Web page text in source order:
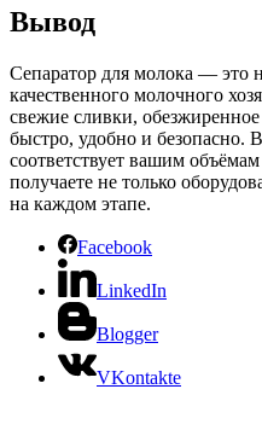
Вывод
Сепаратор для молока — это
качественного молочного
свежие сливки,
быстро, удобно и безопасно.
соответствует вашим
получаете не только
на каждом этапе.
Facebook
LinkedIn
Blogger
VKontakte